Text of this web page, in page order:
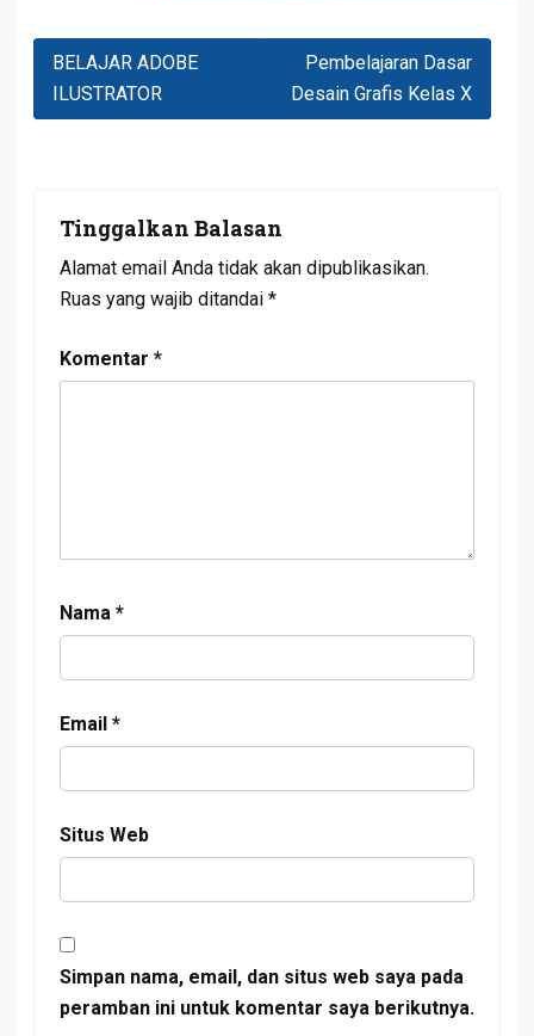
Navigasi
Pos
BELAJAR ADOBE
ILUSTRATOR
Pembelajaran Dasar
Desain Grafis Kelas X
Tinggalkan Balasan
Alamat email Anda tidak akan dipublikasikan.
Ruas yang wajib ditandai *
Komentar *
Nama *
Email *
Situs Web
Simpan nama, email, dan situs web saya pada
peramban ini untuk komentar saya berikutnya.